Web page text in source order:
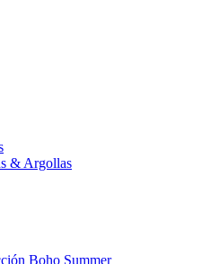
& Argollas
Boho Summer